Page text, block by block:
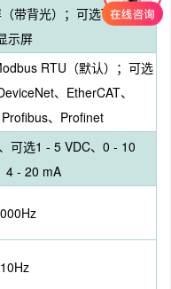
带背光）；可选TFT彩色
示屏
RTU（默认）；可选
、EtherCAT、
、Profinet
可选1 - 5 VDC、0 - 10
4 - 20 mA
10Hz